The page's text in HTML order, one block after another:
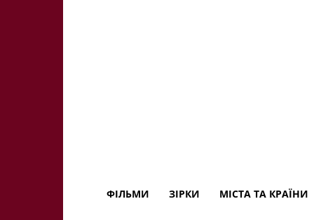
ФІЛЬМИ ЗІРКИ МІСТА ТА КРАЇНИ